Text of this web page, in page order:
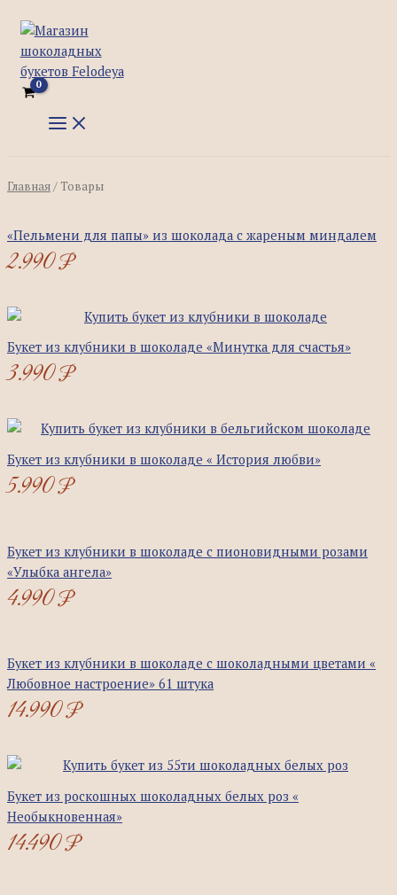
содержимому
MENU
Главная/ Товары
«Пельмени для папы» из шоколада с жареным миндалем
2.990₽
Букет из клубники в шоколаде «Минутка для счастья»
3.990₽
Букет из клубники в шоколаде « История любви»
5.990₽
Букет из клубники в шоколаде с пионовидными розами
«Улыбка ангела»
4.990₽
Букет из клубники в шоколаде с шоколадными цветами «
Любовное настроение» 61 штука
14.990₽
Букет из роскошных шоколадных белых роз «
Необыкновенная»
14.490₽